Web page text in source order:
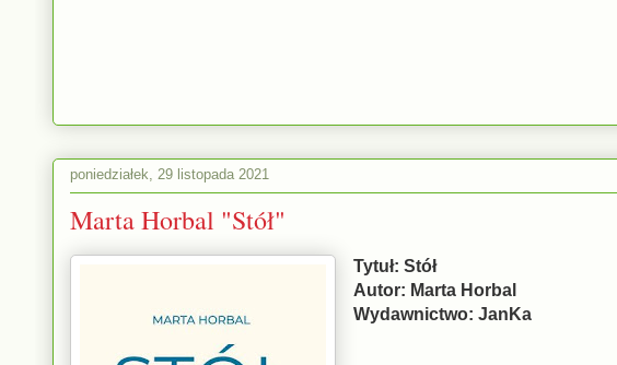
poniedziałek, 29 listopada 2021
Marta Horbal "Stół"
Tytuł: Stół
Autor: Marta Horbal
Wydawnictwo: JanKa